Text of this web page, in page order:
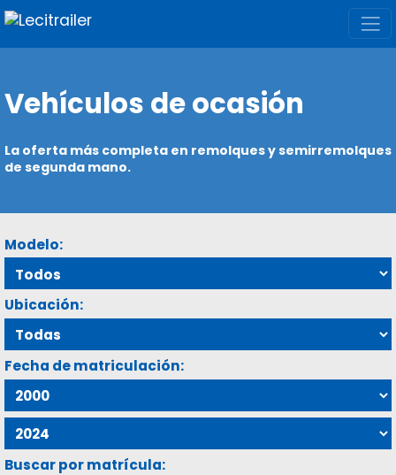
Vehículos de ocasión
La oferta más completa en remolques y semirremolques
de segunda mano.
Modelo:
Ubicación:
Fecha de matriculación:
Buscar por matrícula: